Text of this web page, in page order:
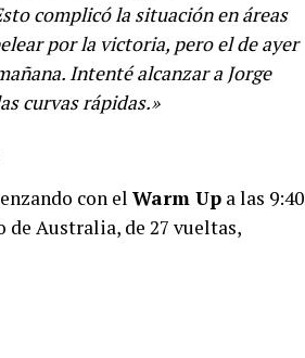
complicó la situación en áreas
por la victoria, pero el de ayer
Intenté alcanzar a Jorge
curvas rápidas.»
con el Warm Up a las 9:40
de Australia, de 27 vueltas,